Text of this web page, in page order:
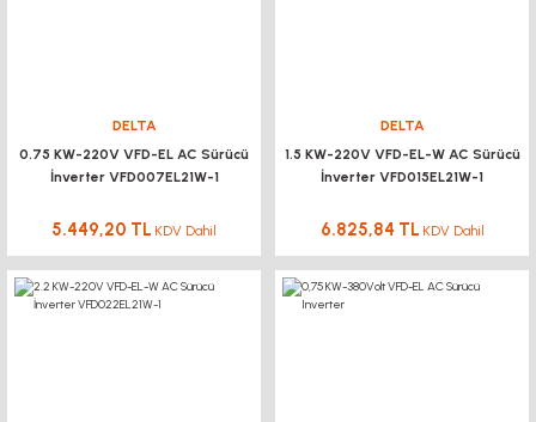
DELTA
0.75 KW-220V VFD-EL AC Sürücü
İnverter VFD007EL21W-1
5.449,20 TL KDV Dahil
DELTA
1.5 KW-220V VFD-EL-W AC Sürücü
İnverter VFD015EL21W-1
6.825,84 TL KDV Dahil